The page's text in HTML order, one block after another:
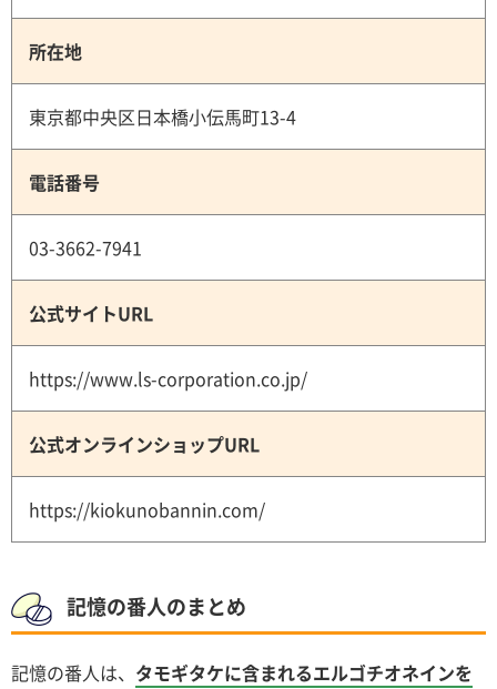
所在地
東京都中央区日本橋小伝馬町13-4
電話番号
03-3662-7941
公式サイトURL
https://www.ls-corporation.co.jp/
公式オンラインショップURL
https://kiokunobannin.com/
記憶の番人のまとめ
記憶の番人は、 タモギタケに含まれるエルゴチオネインを